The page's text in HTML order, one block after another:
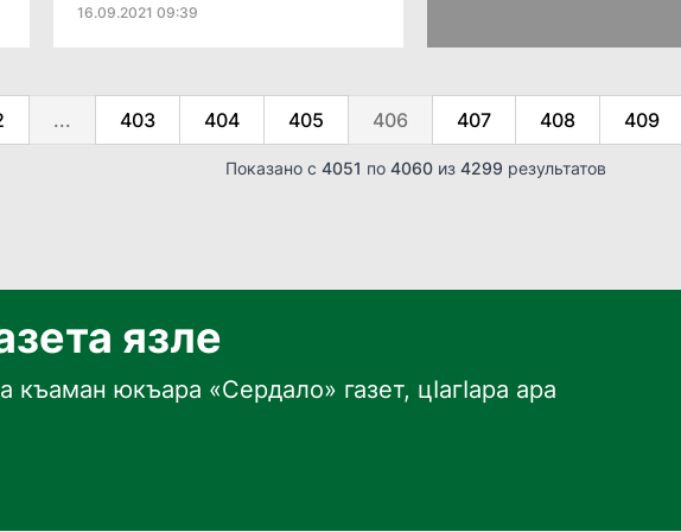
16.09.2021 09:39
... 403 404 405 406 407 408 409
Показано с 4051 по 4060из 4299 результатов
язле
къаман юкъара «Сердало» газет, цӀагӀара ара